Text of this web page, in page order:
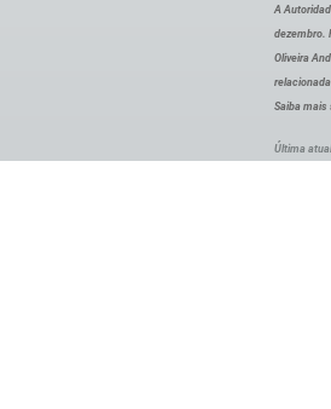
A
dezembro.
Oliveira
Saiba mais
Última